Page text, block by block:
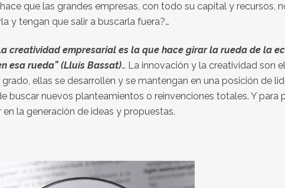
que las grandes empresas, con todo su capital y recursos,
y tengan que salir a buscarla fuera?…
creatividad empresarial es la que hace girar la rueda de la
esa rueda” (Lluís Bassat)… La innovación y la creatividad son
ellas se desarrollen y se mantengan en una posición de
buscar nuevos planteamientos o reinvenciones totales. Y
la generación de ideas y propuestas.